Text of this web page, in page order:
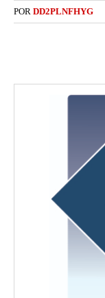
POR DD2PLNFHYG